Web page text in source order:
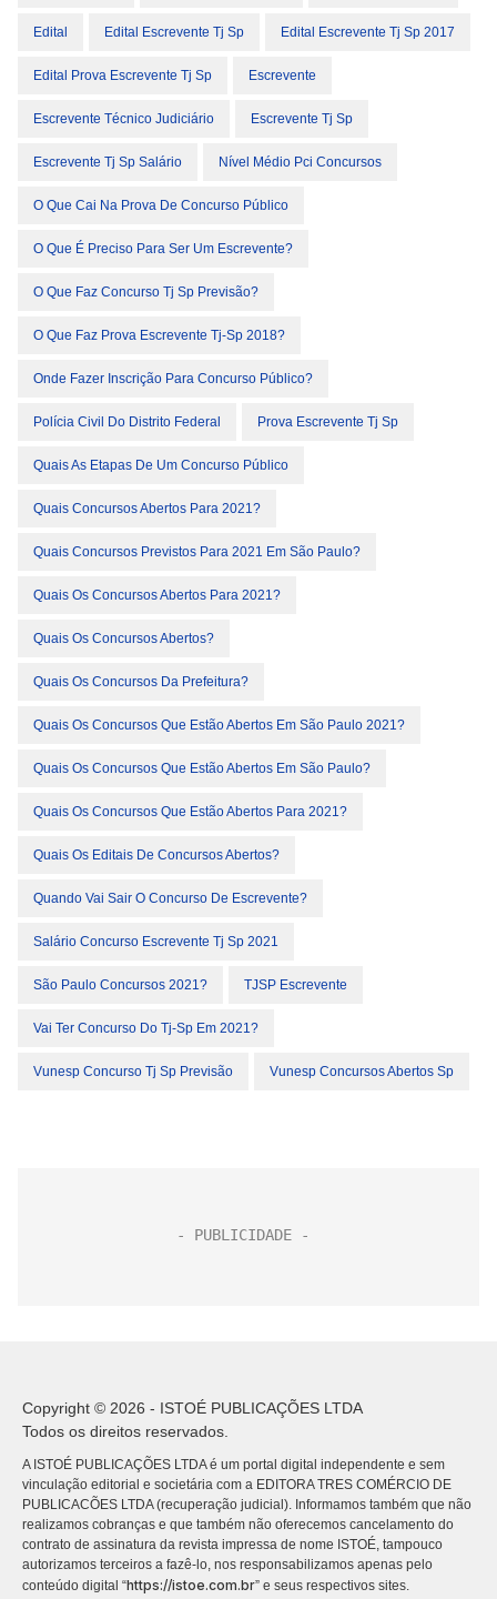
Edital Edital Escrevente Tj Sp Edital Escrevente Tj Sp 2017
Edital Prova Escrevente Tj Sp Escrevente
Escrevente Técnico Judiciário Escrevente Tj Sp
Escrevente Tj Sp Salário Nível Médio Pci Concursos
O Que Cai Na Prova De Concurso Público
O Que É Preciso Para Ser Um Escrevente?
O Que Faz Concurso Tj Sp Previsão?
O Que Faz Prova Escrevente Tj-Sp 2018?
Onde Fazer Inscrição Para Concurso Público?
Polícia Civil Do Distrito Federal Prova Escrevente Tj Sp
Quais As Etapas De Um Concurso Público
Quais Concursos Abertos Para 2021?
Quais Concursos Previstos Para 2021 Em São Paulo?
Quais Os Concursos Abertos Para 2021?
Quais Os Concursos Abertos?
Quais Os Concursos Da Prefeitura?
Quais Os Concursos Que Estão Abertos Em São Paulo 2021?
Quais Os Concursos Que Estão Abertos Em São Paulo?
Quais Os Concursos Que Estão Abertos Para 2021?
Quais Os Editais De Concursos Abertos?
Quando Vai Sair O Concurso De Escrevente?
Salário Concurso Escrevente Tj Sp 2021
São Paulo Concursos 2021? TJSP Escrevente
Vai Ter Concurso Do Tj-Sp Em 2021?
Vunesp Concurso Tj Sp Previsão Vunesp Concursos Abertos Sp
Copyright © 2026 - ISTOÉ PUBLICAÇÕES LTDA
Todos os direitos reservados.
A ISTOÉ PUBLICAÇÕES LTDA é um portal digital independente e sem
vinculação editorial e societária com a EDITORA TRES COMÉRCIO DE
PUBLICACÕES LTDA (recuperação judicial). Informamos também que não
realizamos cobranças e que também não oferecemos cancelamento do
contrato de assinatura da revista impressa de nome ISTOÉ, tampouco
autorizamos terceiros a fazê-lo, nos responsabilizamos apenas pelo
conteúdo digital “https://istoe.com.br” e seus respectivos sites.